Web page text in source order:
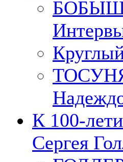
К 100-
Сергея